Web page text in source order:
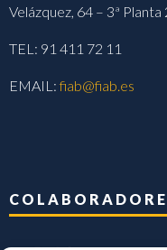
Velázquez, 64 – 3ª
TEL: 91 411 72 11
EMAIL:fiab@fiab.es